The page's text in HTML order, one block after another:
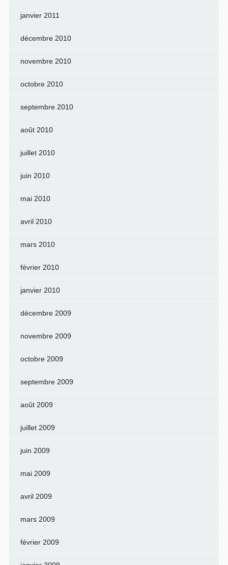
janvier 2011
décembre 2010
novembre 2010
octobre 2010
septembre 2010
août 2010
juillet 2010
juin 2010
mai 2010
avril 2010
mars 2010
février 2010
janvier 2010
décembre 2009
novembre 2009
octobre 2009
septembre 2009
août 2009
juillet 2009
juin 2009
mai 2009
avril 2009
mars 2009
février 2009